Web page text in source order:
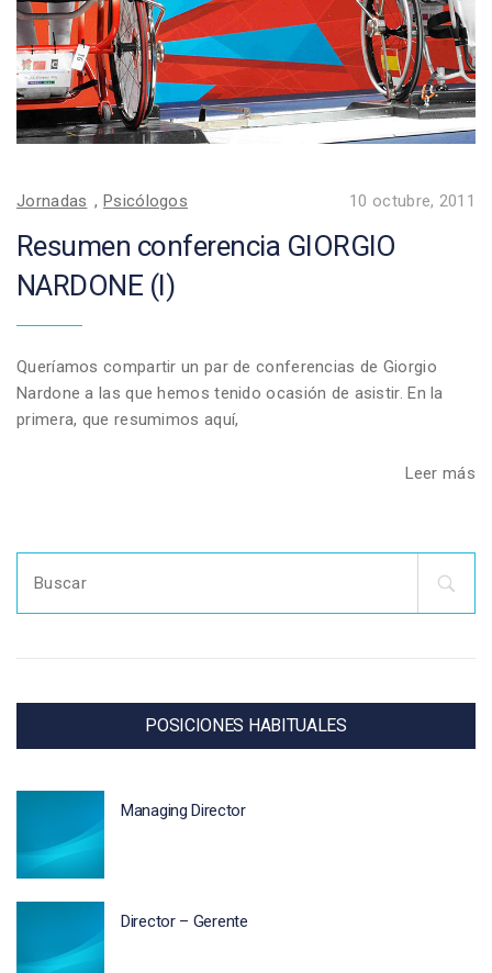
Jornadas ,Psicólogos 10 octubre, 2011
Resumen conferencia GIORGIO
NARDONE (I)
Queríamos compartir un par de conferencias de Giorgio
Nardone a las que hemos tenido ocasión de asistir. En la
primera, que resumimos aquí,
Leer más
for:
POSICIONES HABITUALES
Managing Director
Director – Gerente